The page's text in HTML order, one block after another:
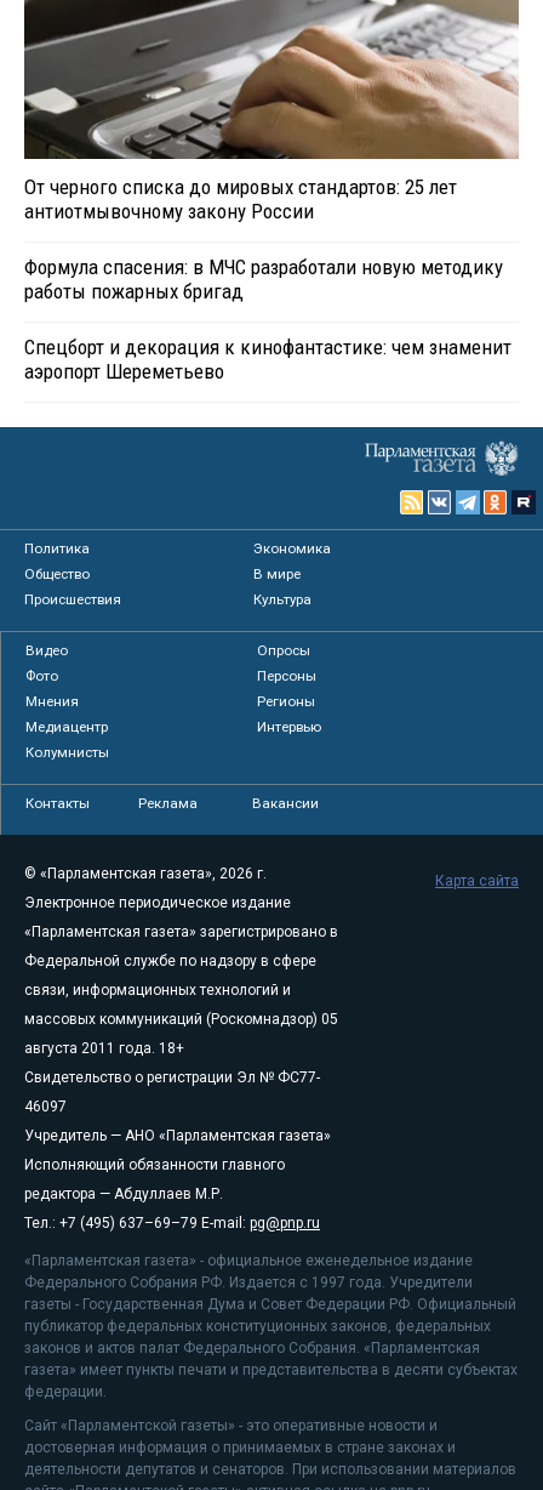
От черного списка до мировых стандартов: 25 лет
антиотмывочному закону России
Формула спасения: в МЧС разработали новую методику
работы пожарных бригад
Спецборт и декорация к кинофантастике: чем знаменит
аэропорт Шереметьево
Политика
Экономика
Общество
В мире
Происшествия
Культура
Видео
Опросы
Фото
Персоны
Мнения
Регионы
Медиацентр
Интервью
Колумнисты
Контакты Реклама Вакансии
© «Парламентская газета», 2026 г.
Электронное периодическое издание
«Парламентская газета» зарегистрировано в
Федеральной службе по надзору в сфере
связи, информационных технологий и
массовых коммуникаций (Роскомнадзор) 05
августа 2011 года. 18+
Свидетельство о регистрации Эл № ФС77-
46097
Учредитель — АНО «Парламентская газета»
Исполняющий обязанности главного
редактора — Абдуллаев М.Р.
Тел.: +7 (495) 637–69–79 E-mail: pg@pnp.ru
«Парламентская газета» - официальное еженедельное издание
Федерального Собрания РФ. Издается с 1997 года. Учредители
газеты - Государственная Дума и Совет Федерации РФ. Официальный
публикатор федеральных конституционных законов, федеральных
законов и актов палат Федерального Собрания. «Парламентская
газета» имеет пункты печати и представительства в десяти субъектах
федерации.
Сайт «Парламентской газеты» - это оперативные новости и
достоверная информация о принимаемых в стране законах и
деятельности депутатов и сенаторов. При использовании материалов
Карта сайта